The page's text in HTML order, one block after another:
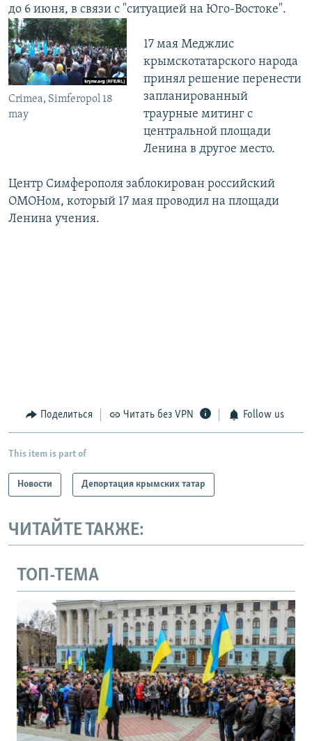
до 6 июня, в связи с "ситуацией на Юго-Востоке".
Crimea, Simferopol 18
may
17 мая Меджлис
крымскотатарского народа
принял решение перенести
запланированный
траурные митинг с
центральной площади
Ленина в другое место.
Центр Симферополя заблокирован российский
ОМОНом, который 17 мая проводил на площади
Ленина учения.
Поделиться Читать без VPN Follow us
This item is part of
Новости Депортация крымских татар
ЧИТАЙТЕ ТАКЖЕ:
ТОП-ТЕМА